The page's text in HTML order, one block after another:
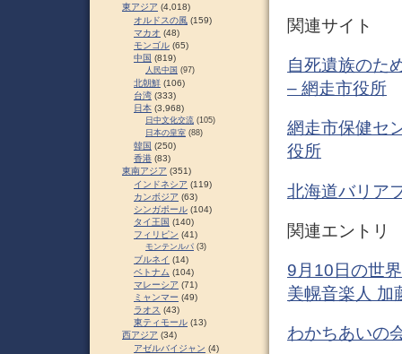
関連サイト
自死遺族のた
– 網走市役所
網走市保健セ
役所
北海道バリア
関連エントリ
9月10日の世
美幌音楽人 加
わかちあいの
東アジア (4,018)
オルドスの風 (159)
マカオ (48)
モンゴル (65)
中国 (819)
人民中国 (97)
北朝鮮 (106)
台湾 (333)
日本 (3,968)
日中文化交流 (105)
日本の皇室 (88)
韓国 (250)
香港 (83)
東南アジア (351)
インドネシア (119)
カンボジア (63)
シンガポール (104)
タイ王国 (140)
フィリピン (41)
モンテンルパ (3)
ブルネイ (14)
ベトナム (104)
マレーシア (71)
ミャンマー (49)
ラオス (43)
東ティモール (13)
西アジア (34)
アゼルバイジャン (4)